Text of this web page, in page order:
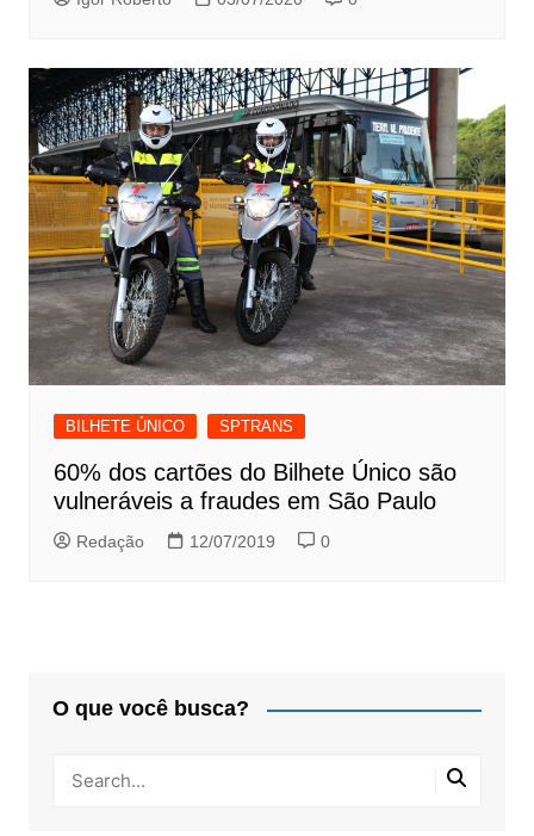
BILHETE ÚNICO SPTRANS
60% dos cartões do Bilhete Único são
vulneráveis a fraudes em São Paulo
Redação 12/07/2019 0
O que você busca?